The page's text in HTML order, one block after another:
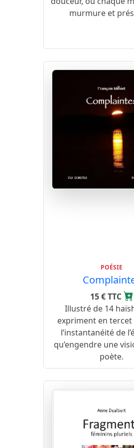
murmure et
POÉSIE
15 € TTC
Illustré de 14
expriment en
l’instantanéité de
qu’engendre une
poète.